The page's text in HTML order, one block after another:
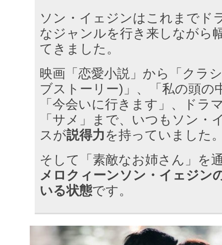
ソン・イェジンはこれまでド
なジャンルを行き来しながら
てきました。
映画「恋愛小説」から「クラ
ブストーリー)」、「私の頭の
「今会いに行きます」、ドラ
「サメ」まで、いつもソン・
スが説得力を持っていました
そして「素敵なお姉さん」を
メロクィーンソン・イェジン
いる状態です。